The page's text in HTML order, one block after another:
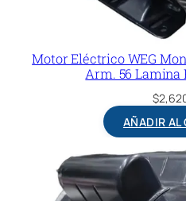
Motor Eléctrico WEG
Arm. 56 Lamina
$
AÑADIR AL